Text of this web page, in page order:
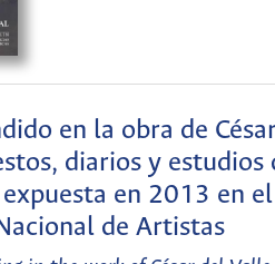
en la obra de
diarios y estudios
en 2013 en
de Artistas